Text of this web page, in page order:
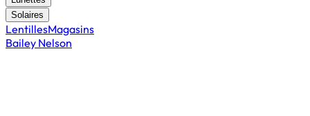
Solaires
LentillesMagasins
Bailey Nelson